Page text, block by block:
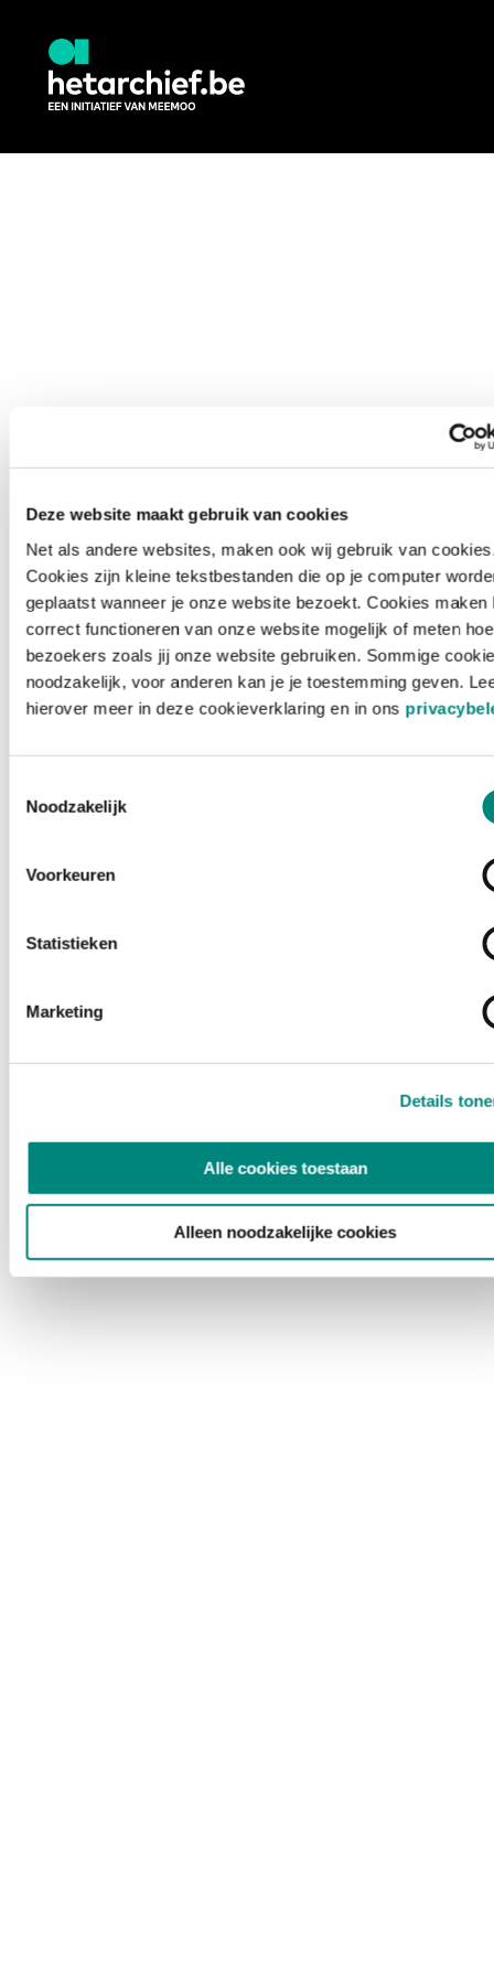
Deze website maakt gebruik van cookies
Net als andere websites, maken ook wij gebruik van
Cookies zijn kleine tekstbestanden die op je computer
geplaatst wanneer je onze website bezoekt. Cookies maken
correct functioneren van onze website mogelijk of meten hoe
bezoekers zoals jij onze website gebruiken. Sommige
noodzakelijk, voor anderen kan je je toestemming geven.
hierover meer in deze cookieverklaring en in ons
Noodzakelijk
Voorkeuren
Statistieken
Marketing
Details
Alle cookies toestaan
Alleen noodzakelijke cookies